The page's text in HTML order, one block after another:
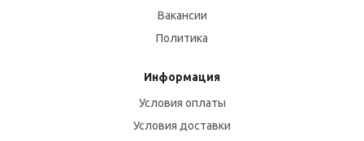
Вакансии
Политика
Информация
Условия оплаты
Условия доставки